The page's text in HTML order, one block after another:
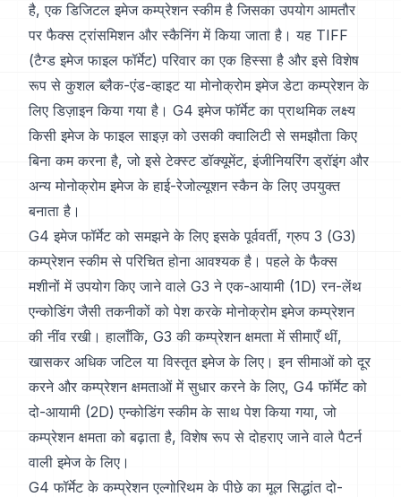
है, एक डिजिटल इमेज कम्प्रेशन स्कीम है जिसका उपयोग आमतौर
पर फैक्स ट्रांसमिशन और स्कैनिंग में किया जाता है। यह TIFF
(टैग्ड इमेज फाइल फॉर्मेट) परिवार का एक हिस्सा है और इसे विशेष
रूप से कुशल ब्लैक-एंड-व्हाइट या मोनोक्रोम इमेज डेटा कम्प्रेशन के
लिए डिज़ाइन किया गया है। G4 इमेज फॉर्मेट का प्राथमिक लक्ष्य
किसी इमेज के फाइल साइज़ को उसकी क्वालिटी से समझौता किए
बिना कम करना है, जो इसे टेक्स्ट डॉक्यूमेंट, इंजीनियरिंग ड्रॉइंग और
अन्य मोनोक्रोम इमेज के हाई-रेजोल्यूशन स्कैन के लिए उपयुक्त
बनाता है।
G4 इमेज फॉर्मेट को समझने के लिए इसके पूर्ववर्ती, ग्रुप 3 (G3)
कम्प्रेशन स्कीम से परिचित होना आवश्यक है। पहले के फैक्स
मशीनों में उपयोग किए जाने वाले G3 ने एक-आयामी (1D) रन-लेंथ
एन्कोडिंग जैसी तकनीकों को पेश करके मोनोक्रोम इमेज कम्प्रेशन
की नींव रखी। हालाँकि, G3 की कम्प्रेशन क्षमता में सीमाएँ थीं,
खासकर अधिक जटिल या विस्तृत इमेज के लिए। इन सीमाओं को दूर
करने और कम्प्रेशन क्षमताओं में सुधार करने के लिए, G4 फॉर्मेट को
दो-आयामी (2D) एन्कोडिंग स्कीम के साथ पेश किया गया, जो
कम्प्रेशन क्षमता को बढ़ाता है, विशेष रूप से दोहराए जाने वाले पैटर्न
वाली इमेज के लिए।
G4 फॉर्मेट के कम्प्रेशन एल्गोरिथम के पीछे का मूल सिद्धांत दो-